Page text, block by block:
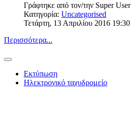
Γράφτηκε από τον/την Super User
Κατηγορία: Uncategorised
Τετάρτη, 13 Απριλίου 2016 19:30
Περισσότερα...
Εκτύπωση
Ηλεκτρονικό ταχυδρομείο